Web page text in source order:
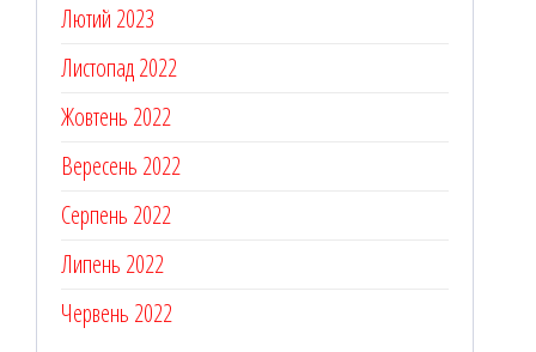
Лютий 2023
Листопад 2022
Жовтень 2022
Вересень 2022
Серпень 2022
Липень 2022
Червень 2022